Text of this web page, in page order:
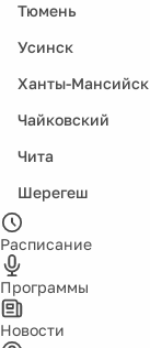
Тюмень
Усинск
Ханты-Мансийск
Чайковский
Чита
Шерегеш
Расписание
Программы
Новости